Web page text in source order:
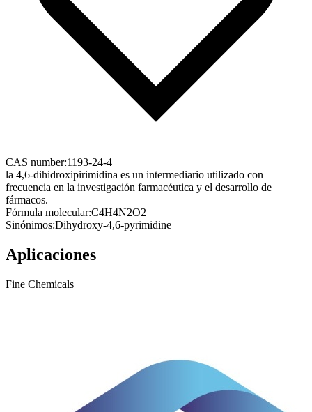
CAS number:1193-24-4
la 4,6-dihidroxipirimidina es un intermediario utilizado con
frecuencia en la investigación farmacéutica y el desarrollo de
fármacos.
Fórmula molecular:C4H4N2O2
Sinónimos:Dihydroxy-4,6-pyrimidine
Aplicaciones
Fine Chemicals